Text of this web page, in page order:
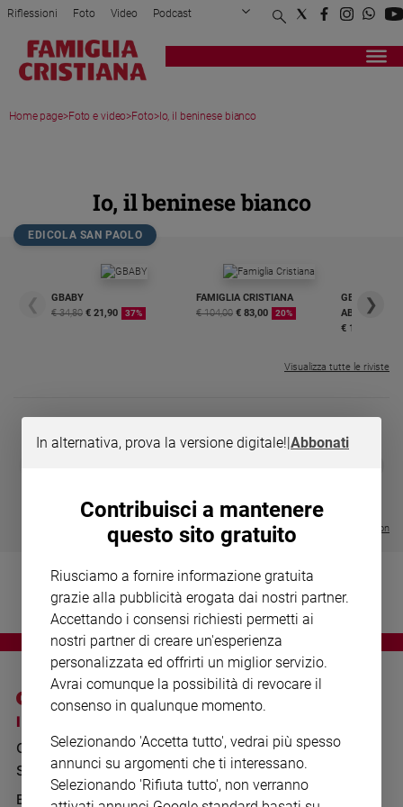
Attualità
Cronaca
e
giustizia
Interviste
Chiesa
del
giorno
Società
e
Riflessioni Foto Video Podcast
Privacy Policy Chi siamo
Registrati Redazione
Home page>Foto e video>Foto>Io, il beninese bianco
Io, il beninese bianco
EDICOLA SAN PAOLO
❮
GBABY
€ 34,80 € 21,90 37%
FAMIGLIA CRISTIANA
€ 104,00 € 83,00 20%
GBABY
€ 16,99
❯
Visualizza tutte le riviste
€ 64,50
Visualizza tutte le collection
I SITI SAN PAOLO
GRUPPO EDITORIALE
SAN PAOLO
BENESSERE
PRIVACY POLICY
INFORMATIVA
WHISTLEBLOWING
In alternativa, prova la versione digitale!|Abbonati
Contribuisci a mantenere
questo sito gratuito
Riusciamo a fornire informazione gratuita
grazie alla pubblicità erogata dai nostri partner.
Accettando i consensi richiesti permetti ai
nostri partner di creare un'esperienza
personalizzata ed offrirti un miglior servizio.
Avrai comunque la possibilità di revocare il
consenso in qualunque momento.
Selezionando 'Accetta tutto', vedrai più spesso
annunci su argomenti che ti interessano.
Selezionando 'Rifiuta tutto', non verranno